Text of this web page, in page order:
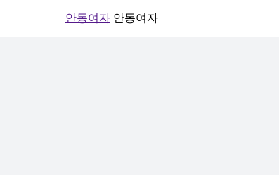
안동여자 안동여자